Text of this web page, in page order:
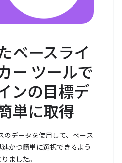
ベースライ
ー ツールで
ンの目標デ
単に取得
のデータを使用して、ベース
かつ簡単に選択できるよう
ました。